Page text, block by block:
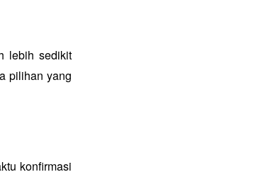
lebih sedikit
pilihan yang
konfirmasi